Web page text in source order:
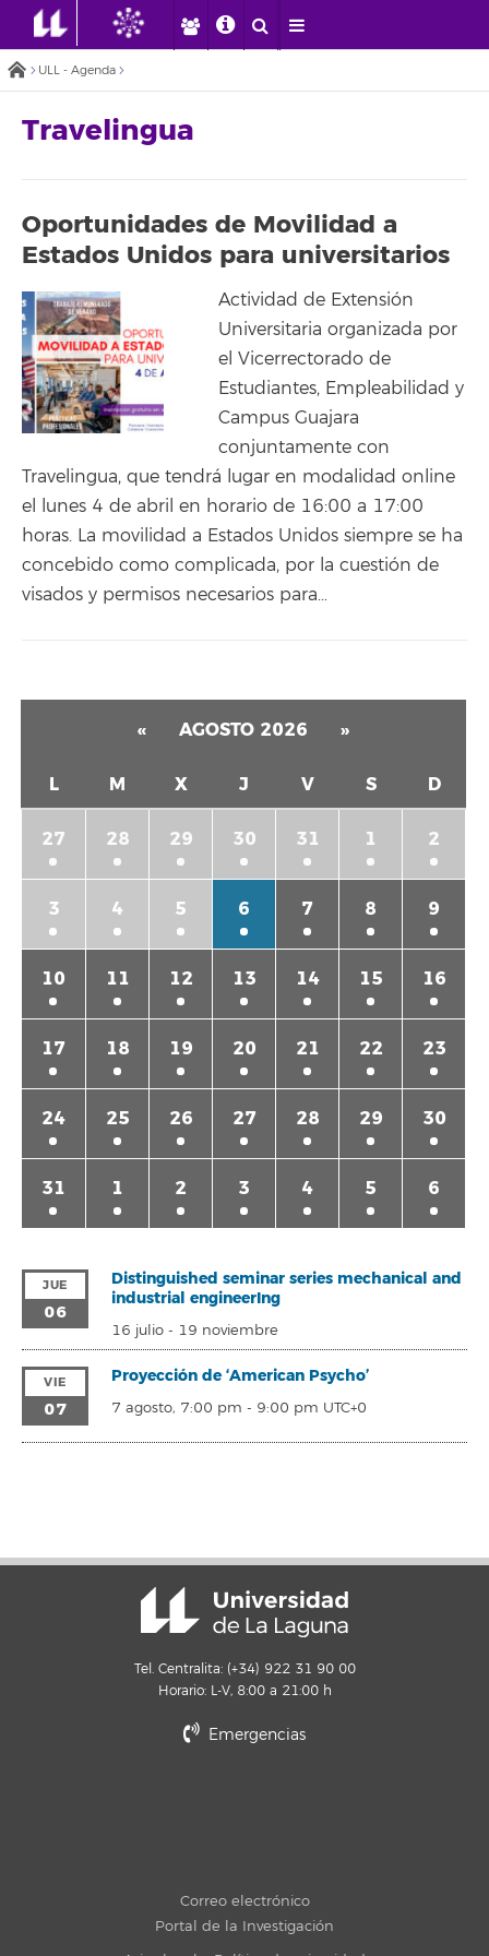
ULL - Agenda
Travelingua
Oportunidades de Movilidad a
Estados Unidos para universitarios
Actividad de Extensión
Universitaria organizada por
el Vicerrectorado de
Estudiantes, Empleabilidad y
Campus Guajara
conjuntamente con
Travelingua, que tendrá lugar en modalidad online
el lunes 4 de abril en horario de 16:00 a 17:00
horas. La movilidad a Estados Unidos siempre se ha
concebido como complicada, por la cuestión de
visados y permisos necesarios para…
« AGOSTO 2026 »
L M X J V S D
27 28 29 30 31 1 2
3 4 5 6 7 8 9
10 11 12 13 14 15 16
17 18 19 20 21 22 23
24 25 26 27 28 29 30
31 1 2 3 4 5 6
JUE
06
Distinguished seminar series mechanical and
industrial engineerIng
16 julio- 19 noviembre
VIE
07
Proyección de ‘American Psycho’
7 agosto, 7:00 pm - 9:00 pm UTC+0
Tel. Centralita: (+34) 922 31 90 00
Horario: L-V, 8:00 a 21:00 h
Emergencias
Correo electrónico
Portal de la Investigación